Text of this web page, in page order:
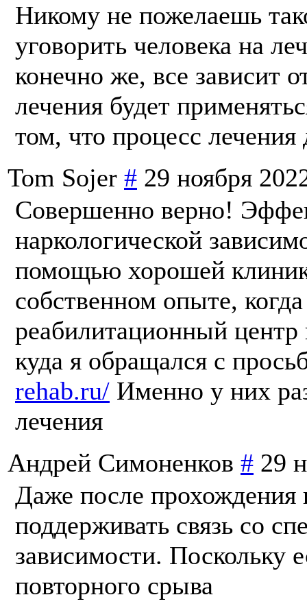
Никому не пожелаешь
уговорить человека на
конечно же, все зависит
лечения будет
том, что процесс лечения
Tom Sojer # 29 ноября
Совершенно верно!
наркологической
помощью хорошей
собственном опыте,
реабилитационный
куда я обращался с
rehab.ru/ Именно у них
лечения
Андрей Симоненков # 29
Даже после прохождения
поддерживать связь со
зависимости. Поскольку
повторного срыва